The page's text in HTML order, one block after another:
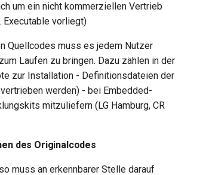
um ein nicht kommerziellen Vertrieb
Executable vorliegt)
Quellcodes muss es jedem Nutzer
Laufen zu bringen. Dazu zählen in der
zur Installation - Definitionsdateien der
werden) - bei Embedded-
mitzuliefern (LG Hamburg, CR
des Originalcodes
muss an erkennbarer Stelle darauf